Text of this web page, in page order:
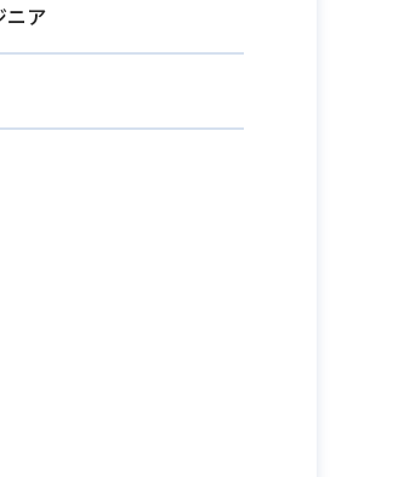
ニア